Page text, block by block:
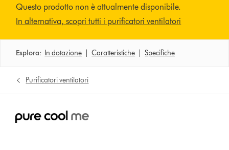
Questo prodotto non è attualmente disponibile.
In alternativa, scopri tutti i purificatori ventilatori
Esplora: In dotazione |Caratteristiche |Specifiche
Purificatori ventilatori